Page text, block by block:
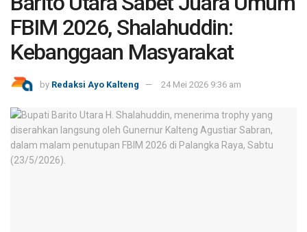
FBIM 2026, Shalahuddin:
Kebanggaan Masyarakat
by Redaksi Ayo Kalteng 24 Mei 2026 9:36 am